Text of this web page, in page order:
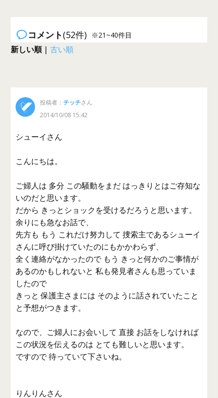
コメント(52件) ※21~40件目
新しい順|古い順
投稿者：チッチさん
2014/10/08 15:42
シューイさん
こんにちは。
ご婦人は 多分 この騒動をまだ はっきりとはご存知な
いのだと思います。
だから きっとショックを受けるだろうと思います。
余りにも急なお話で、
先方も もう これだけ努力して 捜索主であるシューイ
さんに呼び掛けていたのにもかかわらず、
全く連絡がなかったので もう きっと何かのご事情が
あるのかもしれないと 私も発見者さんも思っていま
したので
きっと 保護主さまには そのように話されていたこと
と予想がつきます。
なので、ご婦人にお会いして 直接 お話をしなければ
この状況を伝えるのは とても難しいと思います。
ですので 待っていて下さいね。
りんりんさん